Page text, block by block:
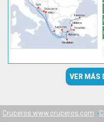
VER MÁS
Cruceros www.cruceros.com